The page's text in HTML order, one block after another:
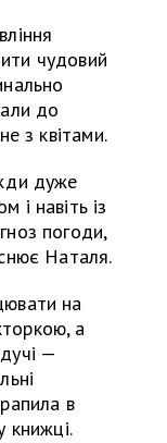
чудовий
до
з квітами.
дуже
і навіть із
погоди,
Наталя.
на
а
—
в
книжці.